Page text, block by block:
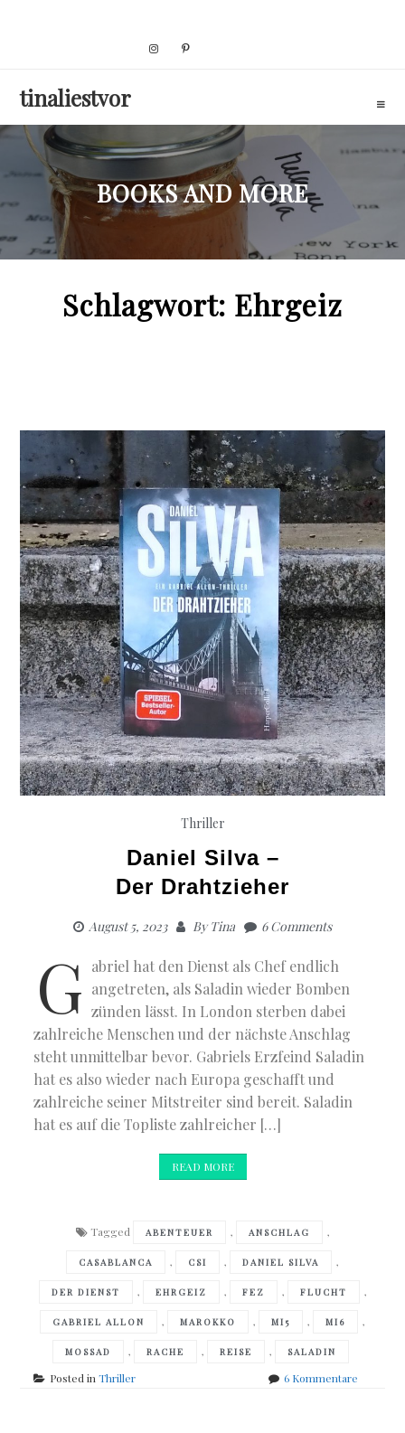
tinaliestvor
BOOKS AND MORE
Schlagwort: Ehrgeiz
Thriller
Daniel Silva –
Der Drahtzieher
August 5, 2023 ByTina 6 Comments
G abriel hat den Dienst als Chef endlich
angetreten, als Saladin wieder Bomben
zünden lässt. In London sterben dabei
zahlreiche Menschen und der nächste Anschlag
steht unmittelbar bevor. Gabriels Erzfeind Saladin
hat es also wieder nach Europa geschafft und
zahlreiche seiner Mitstreiter sind bereit. Saladin
hat es auf die Topliste zahlreicher […]
READ MORE
Tagged ABENTEUER , ANSCHLAG ,
CASABLANCA , CSI , DANIEL SILVA ,
DER DIENST , EHRGEIZ , FEZ , FLUCHT ,
GABRIEL ALLON , MAROKKO , MI5 , MI6 ,
MOSSAD , RACHE , REISE , SALADIN
Posted inThriller 6 Kommentarezu